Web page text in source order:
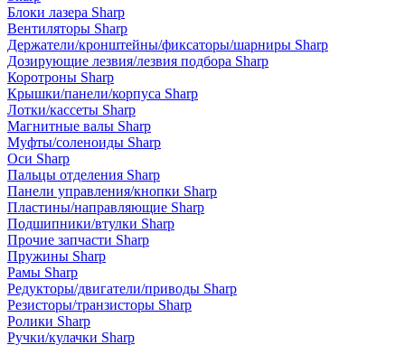
Блоки лазера Sharp
Вентиляторы Sharp
Держатели/кронштейны/фиксаторы/шарниры Sharp
Дозирующие лезвия/лезвия подбора Sharp
Коротроны Sharp
Крышки/панели/корпуса Sharp
Лотки/кассеты Sharp
Магнитные валы Sharp
Муфты/соленоиды Sharp
Оси Sharp
Пальцы отделения Sharp
Панели управления/кнопки Sharp
Пластины/направляющие Sharp
Подшипники/втулки Sharp
Прочие запчасти Sharp
Пружины Sharp
Рамы Sharp
Редукторы/двигатели/приводы Sharp
Резисторы/транзисторы Sharp
Ролики Sharp
Ручки/кулачки Sharp